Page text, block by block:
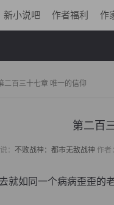
新小说吧 作者福利 作
二百三十七章 唯一的信仰
第二百
： 不败战神：都市无敌战神 作者
如同一个病病歪歪的